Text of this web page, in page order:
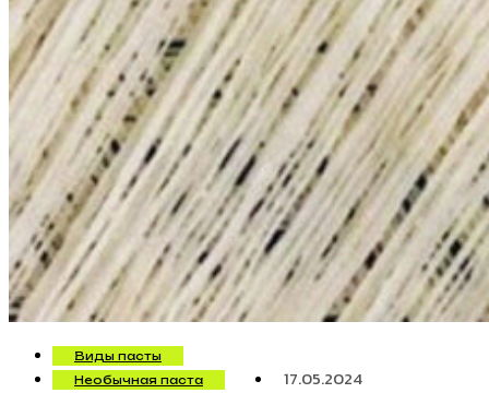
Виды пасты
Необычная паста
17.05.2024